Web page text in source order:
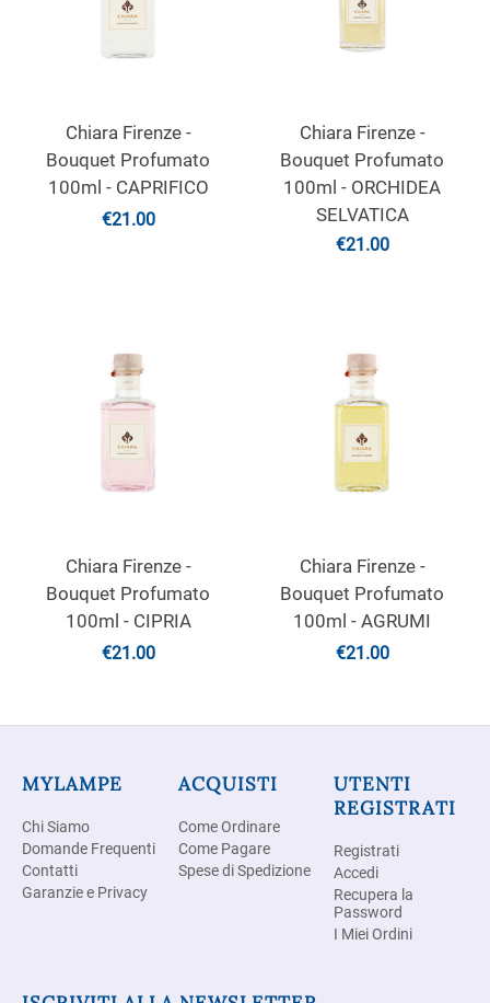
Chiara Firenze -
Bouquet Profumato
100ml - CAPRIFICO
€21.00
Chiara Firenze -
Bouquet Profumato
100ml - ORCHIDEA
SELVATICA
€21.00
Chiara Firenze -
Bouquet Profumato
100ml - CIPRIA
€21.00
Chiara Firenze -
Bouquet Profumato
100ml - AGRUMI
€21.00
MYLAMPE
Chi Siamo
Domande Frequenti
Contatti
Garanzie e Privacy
ACQUISTI
Come Ordinare
Come Pagare
Spese di Spedizione
UTENTI
REGISTRATI
Registrati
Accedi
Recupera la
Password
I Miei Ordini